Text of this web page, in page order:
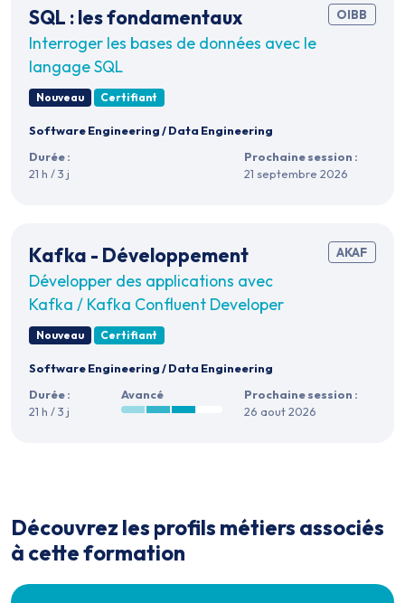
OIBB
SQL : les fondamentaux
Interroger les bases de données avec le
langage SQL
Nouveau Certifiant
Software Engineering/Data Engineering
Durée :
21 h / 3 j
Prochaine session :
21 septembre 2026
AKAF
Kafka - Développement
Développer des applications avec
Kafka / Kafka Confluent Developer
Nouveau Certifiant
Software Engineering/Data Engineering
Durée :
21 h / 3 j
Avancé
Prochaine session :
26 aout 2026
Découvrez les profils métiers associés
à cette formation